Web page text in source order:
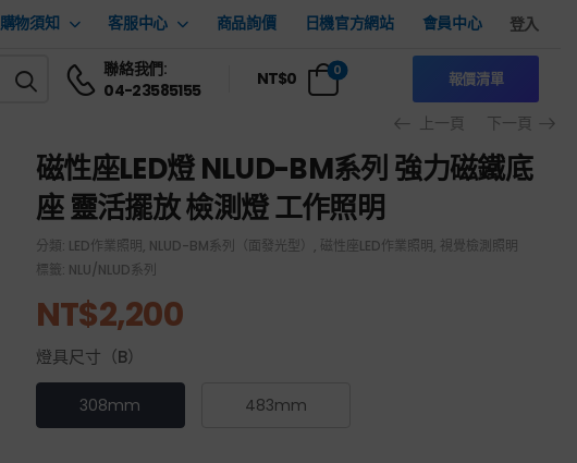
購物須知 客服中心 商品詢價 日機官方網站 會員中心 登入
聯絡我們:
04-23585155
NT$0 0 報價清單
上一頁 下一頁
磁性座LED燈 NLUD-BM系列 強力磁鐵底
座 靈活擺放 檢測燈 工作照明
分類: LED作業照明, NLUD-BM系列（面發光型） , 磁性座LED作業照明, 視覺檢測照明
標籤: NLU/NLUD系列
NT$2,200
燈具尺寸（B）
308mm 483mm